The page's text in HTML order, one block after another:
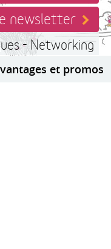
newsletter
- Networking
et promos